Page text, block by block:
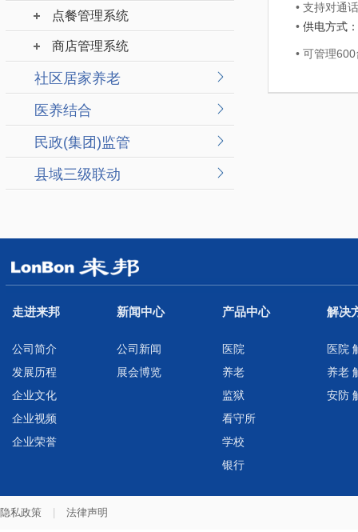
点餐管理系统
商店管理系统
社区居家养老
医养结合
民政(集团)监管
县域三级联动
• 支持对通
• 供电方式：
• 可管理
走进来邦
公司简介
发展历程
企业文化
企业视频
企业荣誉
新闻中心
公司新闻
展会博览
产品中心
医院
养老
监狱
看守所
学校
银行
解决
医院
养老
安防
隐私政策 法律声明